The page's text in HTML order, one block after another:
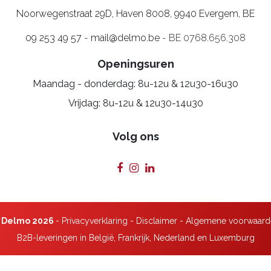
Noorwegenstraat 29D, Haven 8008, 9940 Evergem, BE
09 253 49 57 - mail@delmo.be - BE 0768.656.308
Openingsuren
Maandag - donderdag: 8u-12u & 12u30-16u30
Vrijdag: 8u-12u & 12u30-14u30
Volg ons
2026 - Privacyverklaring - Disclaimer- Algemene
B2B-leveringen in België, Frankrijk, Nederland en Luxemburg